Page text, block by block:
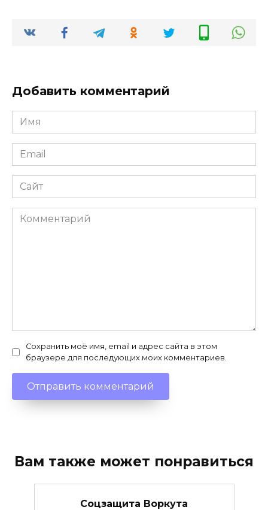
Добавить комментарий
Имя
*
Email
*
Сайт
Комментарий
Сохранить моё имя, email и адрес сайта в этом
браузере для последующих моих комментариев.
Вам также может понравиться
Соцзащита Воркута